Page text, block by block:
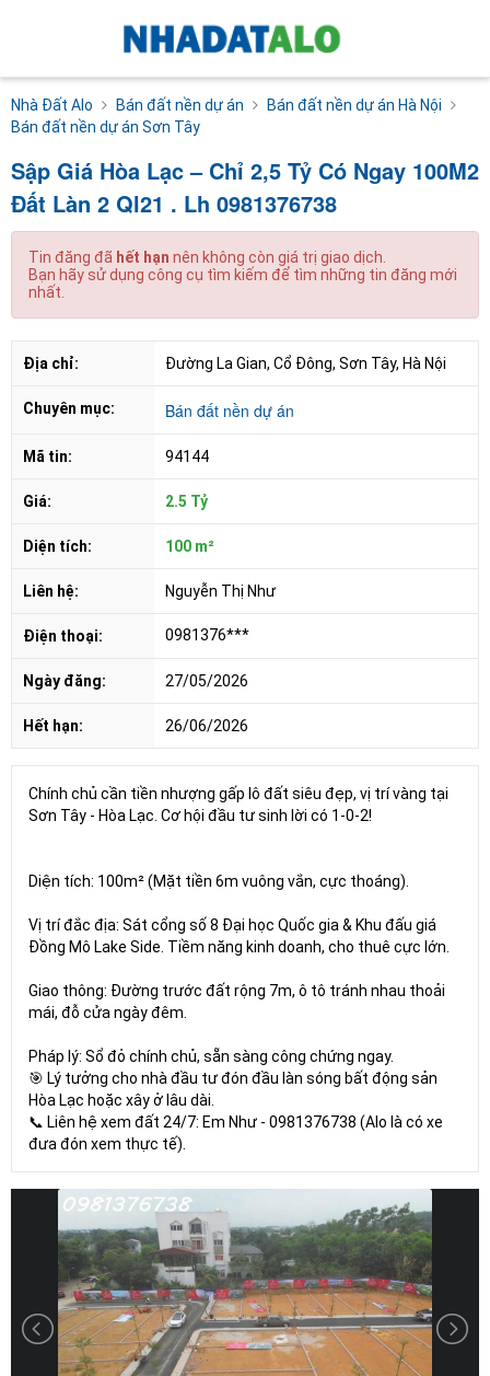
Nhà Đất Alo Bán đất nền dự án
Bán đất nền dự án Hà Nội
Bán đất nền dự án Sơn Tây
Sập Giá Hòa Lạc – Chỉ 2,5 Tỷ Có Ngay 100M2
Đất Làn 2 Ql21 . Lh 0981376738
Tin đăng đã hết hạn nên không còn giá trị giao dịch.
Bạn hãy sử dụng công cụ tìm kiếm để tìm những tin đăng mới
nhất.
Địa chỉ: Đường La Gian, Cổ Đông, Sơn Tây, Hà Nội
Chuyên mục: Bán đất nền dự án
Mã tin: 94144
Giá: 2.5 Tỷ
Diện tích: 100 m²
Liên hệ: Nguyễn Thị Như
Điện thoại: 0981376***
Ngày đăng: 27/05/2026
Hết hạn: 26/06/2026
Chính chủ cần tiền nhượng gấp lô đất siêu đẹp, vị trí vàng tại
Sơn Tây - Hòa Lạc. Cơ hội đầu tư sinh lời có 1-0-2!
Diện tích: 100m² (Mặt tiền 6m vuông vắn, cực thoáng).
Vị trí đắc địa: Sát cổng số 8 Đại học Quốc gia & Khu đấu giá
Đồng Mô Lake Side. Tiềm năng kinh doanh, cho thuê cực lớn.
Giao thông: Đường trước đất rộng 7m, ô tô tránh nhau thoải
mái, đỗ cửa ngày đêm.
Pháp lý: Sổ đỏ chính chủ, sẵn sàng công chứng ngay.
🎯 Lý tưởng cho nhà đầu tư đón đầu làn sóng bất động sản
Hòa Lạc hoặc xây ở lâu dài.
📞 Liên hệ xem đất 24/7: Em Như - 0981376738 (Alo là có xe
đưa đón xem thực tế).